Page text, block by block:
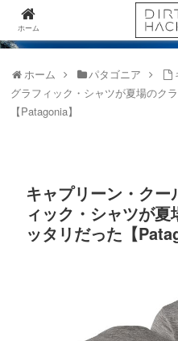
ホーム パタゴニア
グラフィック・シャツが夏場のク
【Patagonia】
キャプリーン・ク
ィック・シャツが
ッタリだった【
ホーム